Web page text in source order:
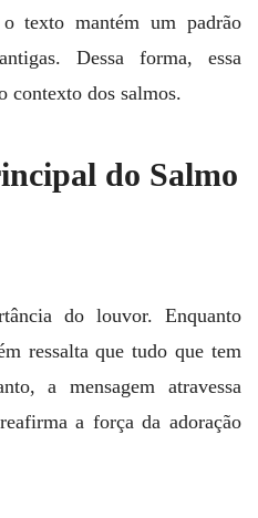
texto mantém um padrão
Dessa forma, essa
contexto dos salmos.
do Salmo
do louvor. Enquanto
ressalta que tudo que tem
a mensagem atravessa
a força da adoração